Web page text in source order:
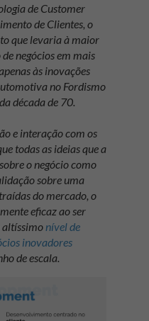
de Customer
de Clientes, o
que levaria à maior
negócios em mais
às inovações
no Fordismo
década de 70.
e interação com os
todas as ideias que a
o negócio como
sobre uma
do mercado, o
eficaz ao ser
altíssimo nível de
inovadores
de escala.